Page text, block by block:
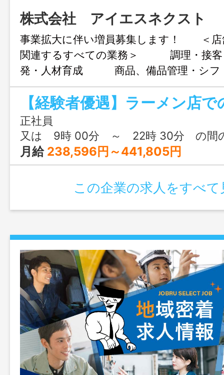
株式会社 アイエスネクスト
事業拡大に伴い増員募集します！ ＜店
関連するすべての業務＞ 調理・接客
発・人材育成 商品、備品管理・シ
用期間中も給与の変動はありません。
までしっかりサポートしますのでご
『働き方改革関連認定企業』 変更範囲
正社員
又は 9時 00分 ～ 22時 30分 の間
月給 238,596円～441,805円
この企業の求人をすべて